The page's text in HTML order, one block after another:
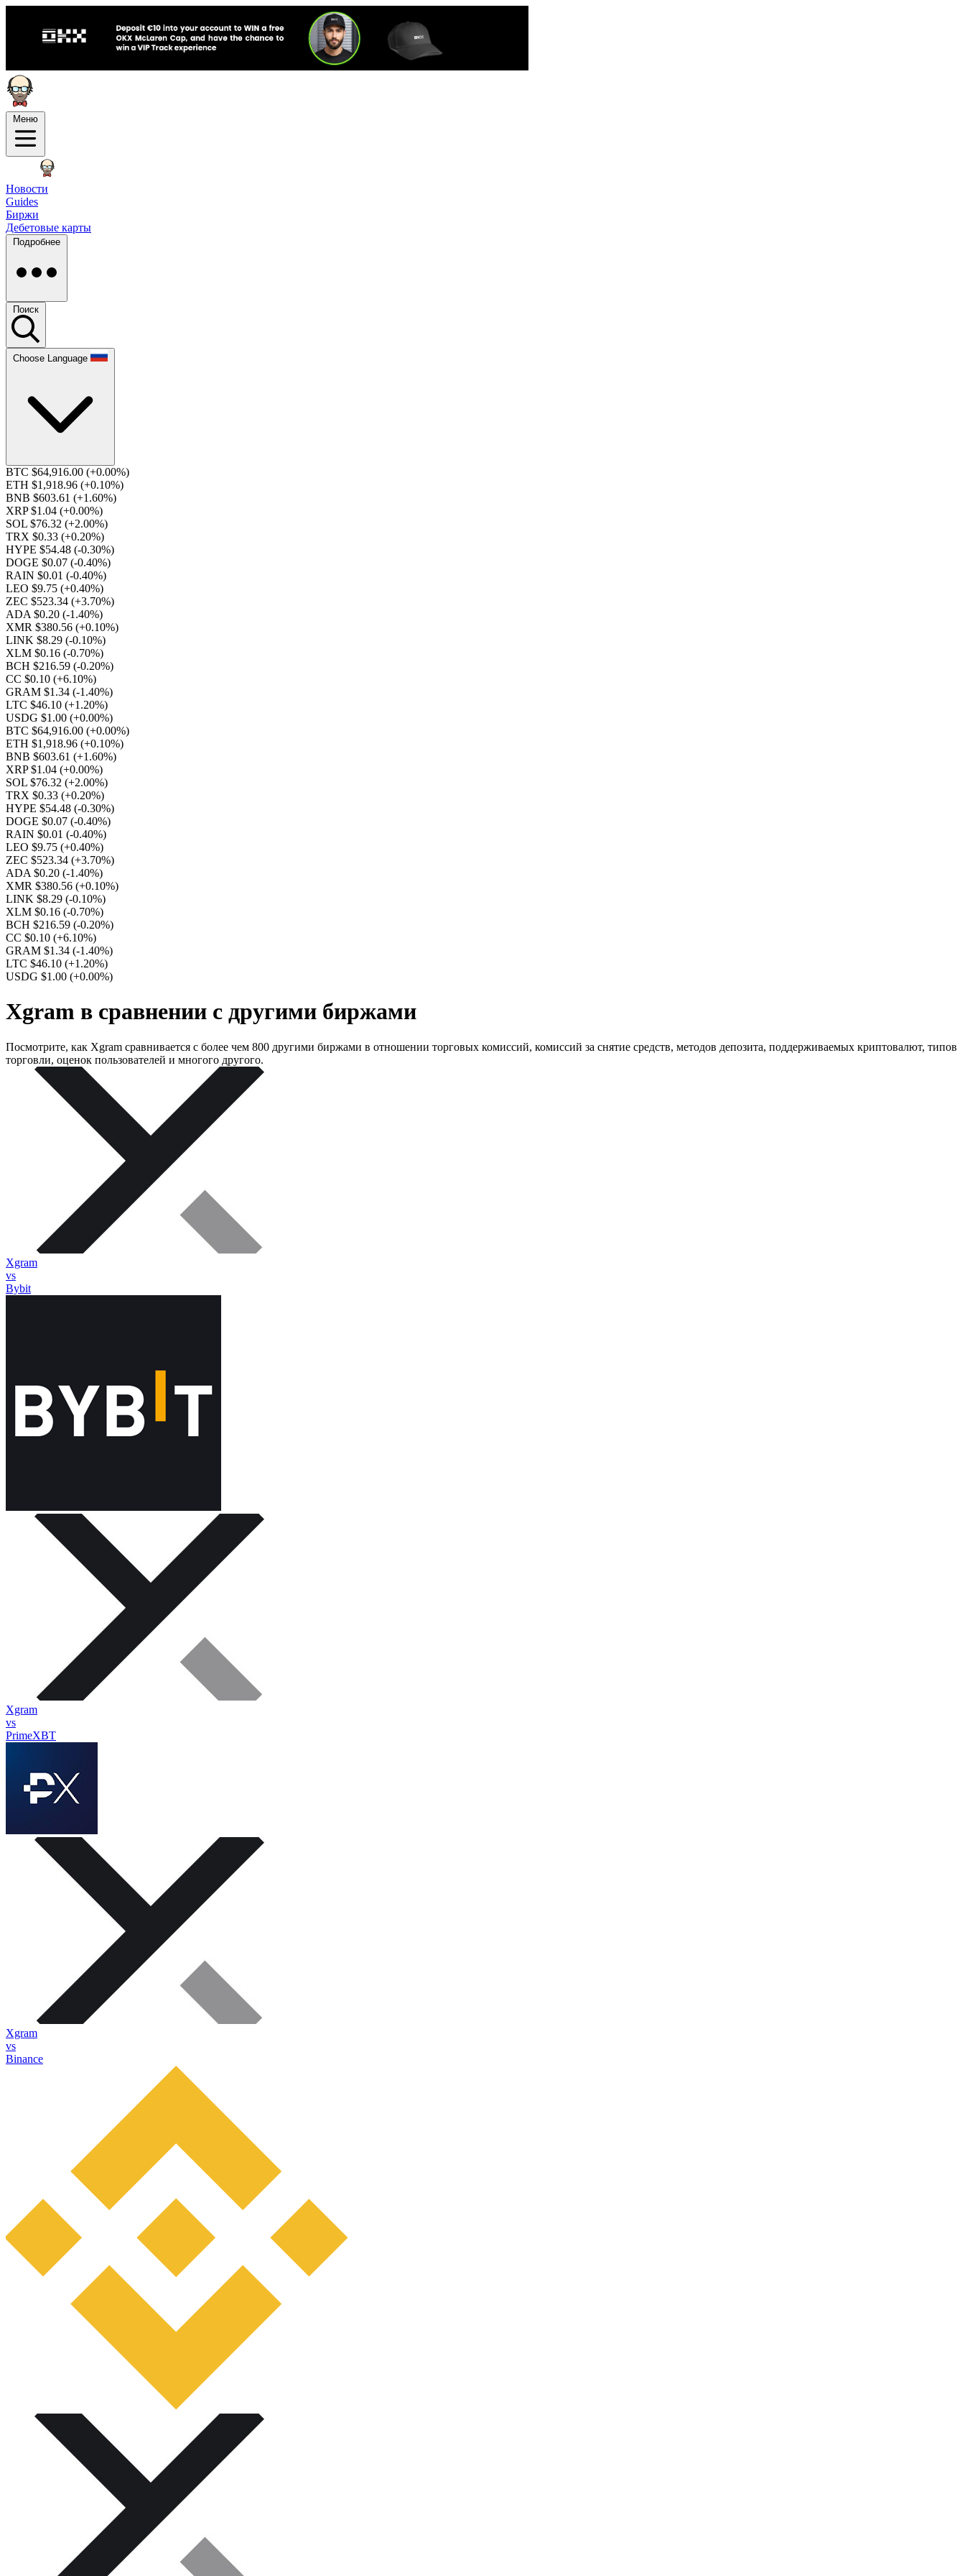
Меню
Новости
Guides
Биржи
Дебетовые карты
Подробнее
Поиск
Choose Language
BTC $64,916.00 (+0.00%)
ETH $1,918.96 (+0.10%)
BNB $603.61 (+1.60%)
XRP $1.04 (+0.00%)
SOL $76.32 (+2.00%)
TRX $0.33 (+0.20%)
HYPE $54.48 (-0.30%)
DOGE $0.07 (-0.40%)
RAIN $0.01 (-0.40%)
LEO $9.75 (+0.40%)
ZEC $523.34 (+3.70%)
ADA $0.20 (-1.40%)
XMR $380.56 (+0.10%)
LINK $8.29 (-0.10%)
XLM $0.16 (-0.70%)
BCH $216.59 (-0.20%)
CC $0.10 (+6.10%)
GRAM $1.34 (-1.40%)
LTC $46.10 (+1.20%)
USDG $1.00 (+0.00%)
BTC $64,916.00 (+0.00%)
ETH $1,918.96 (+0.10%)
BNB $603.61 (+1.60%)
XRP $1.04 (+0.00%)
SOL $76.32 (+2.00%)
TRX $0.33 (+0.20%)
HYPE $54.48 (-0.30%)
DOGE $0.07 (-0.40%)
RAIN $0.01 (-0.40%)
LEO $9.75 (+0.40%)
ZEC $523.34 (+3.70%)
ADA $0.20 (-1.40%)
XMR $380.56 (+0.10%)
LINK $8.29 (-0.10%)
XLM $0.16 (-0.70%)
BCH $216.59 (-0.20%)
CC $0.10 (+6.10%)
GRAM $1.34 (-1.40%)
LTC $46.10 (+1.20%)
USDG $1.00 (+0.00%)
Xgram в сравнении с другими биржами
Посмотрите, как Xgram сравнивается с более чем 800 другими биржами в отношении торговых комиссий, комиссий за снятие средств, методов депозита, поддерживаемых криптовалют, типов
торговли, оценок пользователей и многого другого.
Xgram
vs
Bybit
Xgram
vs
PrimeXBT
Xgram
vs
Binance